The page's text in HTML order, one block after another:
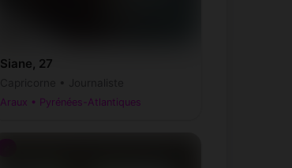
Siane, 27
Araux • Pyrénées-Atlantiques